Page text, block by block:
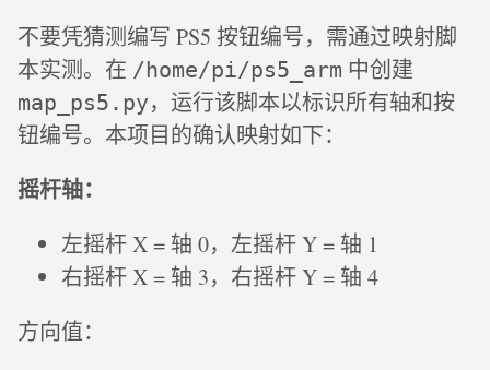
不要凭猜测编写 PS5 按钮编号，需通过映射脚
本实测。在 /home/pi/ps5_arm 中创建
map_ps5.py，运行该脚本以标识所有轴和按
钮编号。本项目的确认映射如下：
摇杆轴：
左摇杆 X = 轴 0，左摇杆 Y = 轴 1
右摇杆 X = 轴 3，右摇杆 Y = 轴 4
方向值：